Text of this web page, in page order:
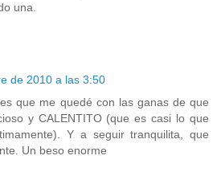
una.
de 2010 a las 3:50
que me quedé con las ganas de que
y CALENTITO (que es casi lo que
Y a seguir tranquilita, que
Un beso enorme